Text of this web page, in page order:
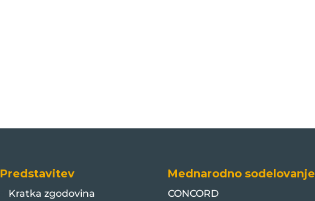
Predstavitev
Kratka zgodovina
Mednarodno sodelovanje
CONCORD